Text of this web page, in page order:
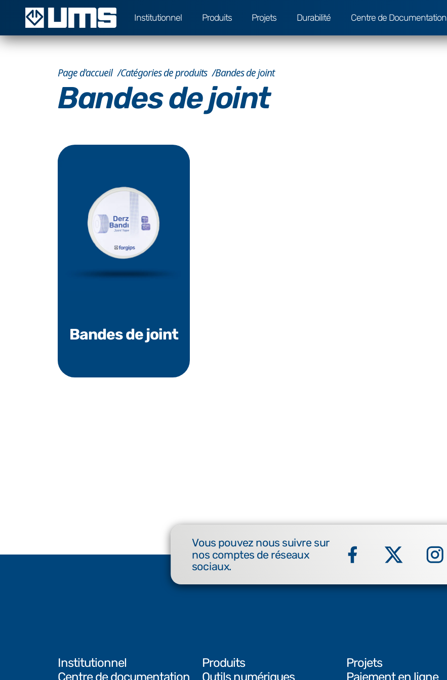
Institutionnel Produits Projets Durabilité Centre de Documentation
Page d'accueil Catégories de produits Bandes de joint
Bandes de joint
Bandes de joint
Vous pouvez nous suivre sur
nos comptes de réseaux
sociaux.
Institutionnel Produits Projets
Centre de documentation
Outils numériques Paiement en ligne